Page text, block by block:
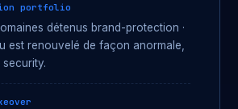
portfolio
détenus brand-protection ·
est renouvelé de façon anormale,